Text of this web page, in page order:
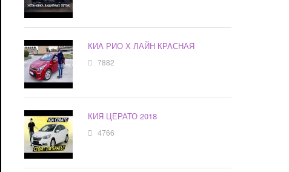
КИА РИО Х ЛАЙН КРАСНАЯ
7882
КИЯ ЦЕРАТО 2018
4766